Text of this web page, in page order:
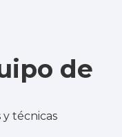
de
y técnicas